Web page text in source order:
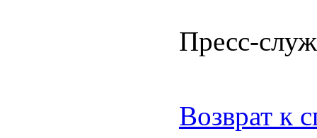
Пресс-
Возврат к